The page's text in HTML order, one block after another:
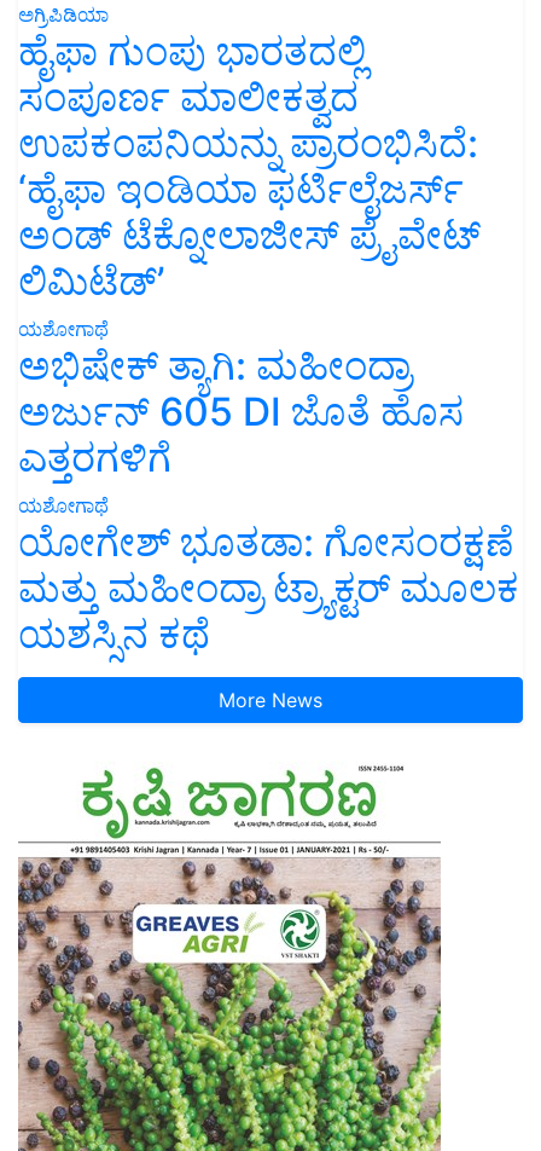
ಅಗ್ರಿಪಿಡಿಯಾ
ಹೈಫಾ ಗುಂಪು ಭಾರತದಲ್ಲಿ
ಸಂಪೂರ್ಣ ಮಾಲೀಕತ್ವದ
ಉಪಕಂಪನಿಯನ್ನು ಪ್ರಾರಂಭಿಸಿದೆ:
‘ಹೈಫಾ ಇಂಡಿಯಾ ಫರ್ಟಿಲೈಜರ್ಸ್
ಅಂಡ್ ಟೆಕ್ನೋಲಾಜೀಸ್ ಪ್ರೈವೇಟ್
ಲಿಮಿಟೆಡ್’
ಯಶೋಗಾಥೆ
ಅಭಿಷೇಕ್ ತ್ಯಾಗಿ: ಮಹೀಂದ್ರಾ
ಅರ್ಜುನ್ 605 DI ಜೊತೆ ಹೊಸ
ಎತ್ತರಗಳಿಗೆ
ಯಶೋಗಾಥೆ
ಯೋಗೇಶ್ ಭೂತಡಾ: ಗೋಸಂರಕ್ಷಣೆ
ಮತ್ತು ಮಹೀಂದ್ರಾ ಟ್ರ್ಯಾಕ್ಟರ್ ಮೂಲಕ
ಯಶಸ್ಸಿನ ಕಥೆ
More News